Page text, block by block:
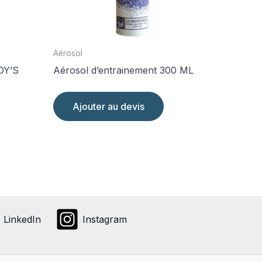
Aérosol
Aérosol d’entrainement 300 ML
Ajouter au devis
LinkedIn Instagram